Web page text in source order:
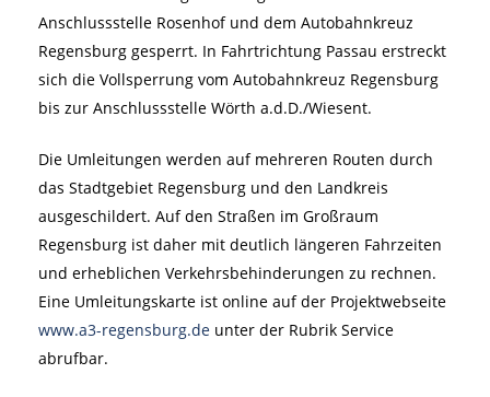
Anschlussstelle Rosenhof und dem Autobahnkreuz
Regensburg gesperrt. In Fahrtrichtung Passau erstreckt
sich die Vollsperrung vom Autobahnkreuz Regensburg
bis zur Anschlussstelle Wörth a.d.D./Wiesent.
Die Umleitungen werden auf mehreren Routen durch
das Stadtgebiet Regensburg und den Landkreis
ausgeschildert. Auf den Straßen im Großraum
Regensburg ist daher mit deutlich längeren Fahrzeiten
und erheblichen Verkehrsbehinderungen zu rechnen.
Eine Umleitungskarte ist online auf der Projektwebseite
www.a3-regensburg.de unter der Rubrik Service
abrufbar.